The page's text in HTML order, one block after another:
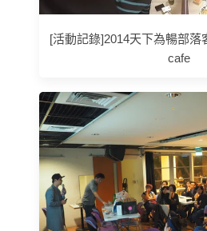
[活動記錄]2014天下為暢部落
cafe